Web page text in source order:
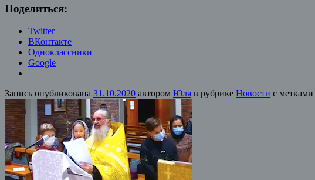
Поделиться:
Twitter
ВКонтакте
Одноклассники
Google
Запись опубликована 31.10.2020 автором Юля в рубрике Новости с метками